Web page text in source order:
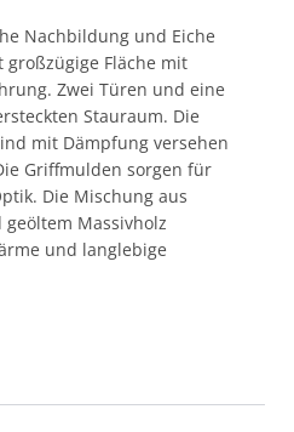
Nachbildung und Eiche
Fläche mit
Zwei Türen und eine
Stauraum. Die
mit Dämpfung versehen
Griffmulden sorgen für
Die Mischung aus
Massivholz
und langlebige